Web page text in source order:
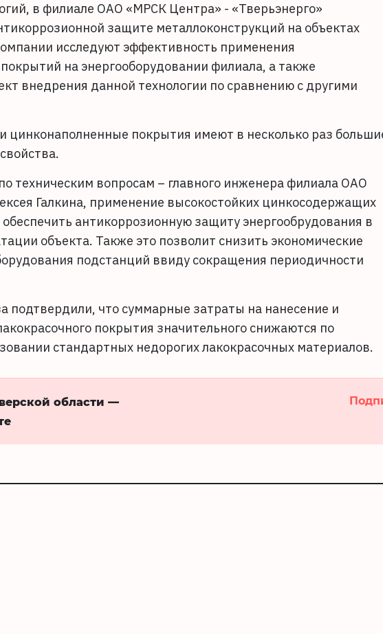
в филиале ОАО «МРСК Центра» - «Тверьэнерго»
защите металлоконструкций на объектах
исследуют эффективность применения
на энергооборудовании филиала, а также
внедрения данной технологии по сравнению с другими
цинконаполненные покрытия имеют в несколько раз
техническим вопросам – главного инженера филиала ОАО
Галкина, применение высокостойких цинкосодержащих
антикоррозионную защиту энергообрудования в
объекта. Также это позволит снизить экономические
подстанций ввиду сокращения периодичности
подтвердили, что суммарные затраты на нанесение и
покрытия значительного снижаются по
стандартных недорогих лакокрасочных материалов.
области —